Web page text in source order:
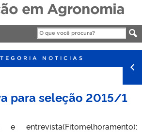
em Agronomia
NOTICIAS
para seleção 2015/1
entrevista(Fitomelhoramento):